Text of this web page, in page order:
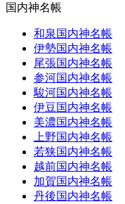
国内神名帳
和泉国内神名帳
伊勢国内神名帳
尾張国内神名帳
参河国内神名帳
駿河国内神名帳
伊豆国内神名帳
美濃国内神名帳
上野国内神名帳
若狭国内神名帳
越前国内神名帳
加賀国内神名帳
丹後国内神名帳